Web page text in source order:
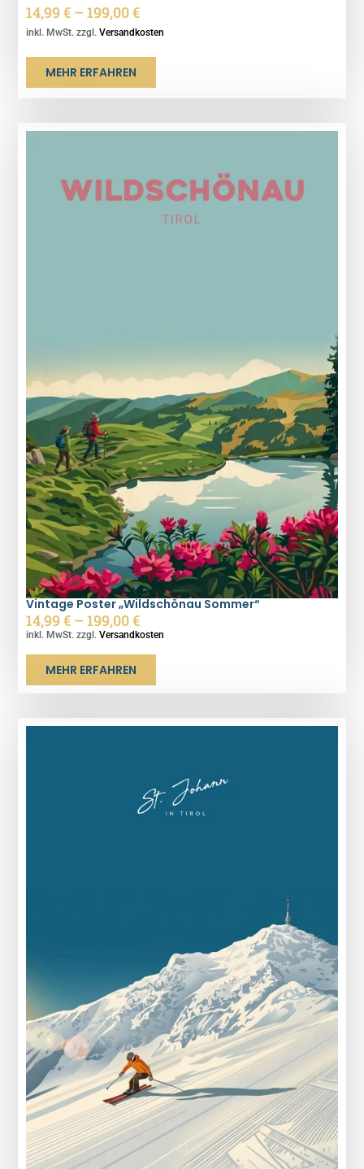
14,99€ –199,00€
inkl. MwSt. zzgl.Versandkosten
MEHR ERFAHREN
Vintage Poster „Wildschönau Sommer“
14,99€ –199,00€
inkl. MwSt. zzgl.Versandkosten
MEHR ERFAHREN